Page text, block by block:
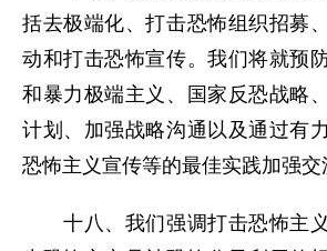
括去极端化、打击恐怖组织招募
动和打击恐怖宣传。我们将就预
和暴力极端主义、国家反恐战略
计划、加强战略沟通以及通过有
恐怖主义宣传等的最佳实践加强交
十八、我们强调打击恐怖主